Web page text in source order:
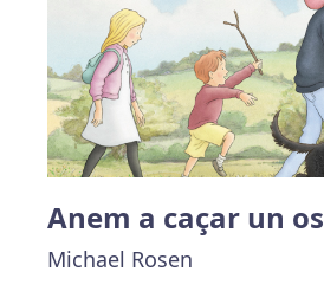
Anem a caçar un os
Michael Rosen